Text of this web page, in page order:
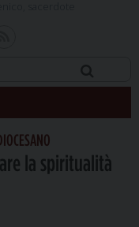
la spiritualità